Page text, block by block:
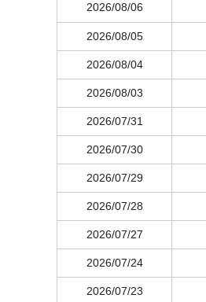
2026/08/06
2026/08/05
2026/08/04
2026/08/03
2026/07/31
2026/07/30
2026/07/29
2026/07/28
2026/07/27
2026/07/24
2026/07/23